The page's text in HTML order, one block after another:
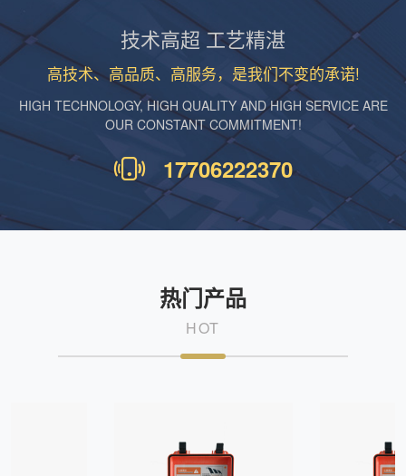
技术高超 工艺精湛
高技术、高品质、高服务，是我们不变的承诺!
HIGH TECHNOLOGY, HIGH QUALITY AND HIGH SERVICE ARE
OUR CONSTANT COMMITMENT!
17706222370
热门产品
HOT